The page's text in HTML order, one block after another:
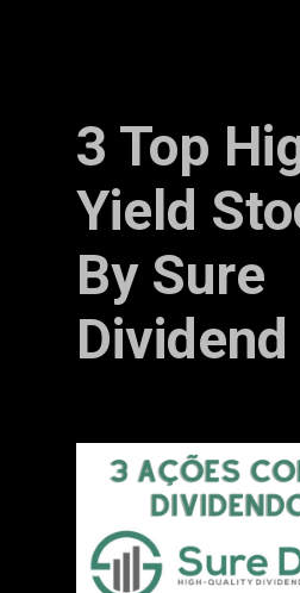
3 Top
Yield
By Sure
Dividend